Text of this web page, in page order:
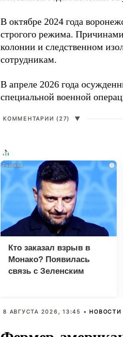
В октябре 2024 года
строгого режима.
колонии и следственном
сотрудникам.
В апреле 2026 года
специальной военной
КОММЕНТАРИИ (27) ▼
i
Кто заказал взрыв в
Монако? Появилась
связь с Зеленским
8 АВГУСТА 2026, 13:45 • НОВОСТИ